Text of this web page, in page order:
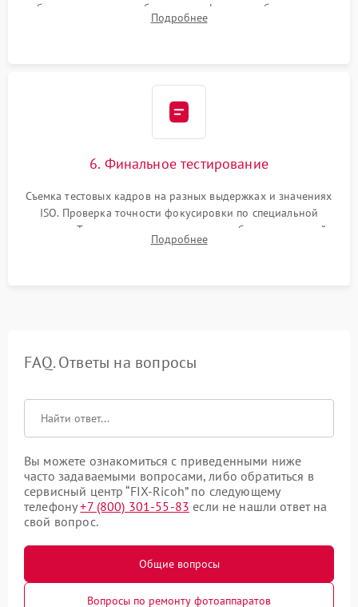
рабочего отрезка, калибровка автофокуса, стабилизатора и
экспозамера с помощью сервисного ПО.
Подробнее
6. Финальное тестирование
Съемка тестовых кадров на разных выдержках и значениях
ISO. Проверка точности фокусировки по специальной
мишени. Тест записи на карту памяти, работы встроенной
вспышки, микрофона и всех кнопок управления.
Подробнее
FAQ. Ответы на вопросы
Вы можете ознакомиться с приведенными ниже
часто задаваемыми вопросами, либо обратиться в
сервисный центр “FIX-Ricoh” по следующему
телефону+7 (800) 301-55-83 если не нашли ответ на
свой вопрос.
Общие вопросы
Вопросы по ремонту фотоаппаратов